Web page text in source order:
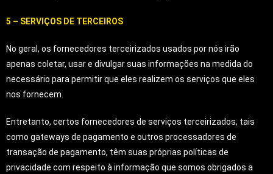
5 – SERVIÇOS DE TERCEIROS
No geral, os fornecedores terceirizados usados por nós irão
apenas coletar, usar e divulgar suas informações na medida do
necessário para permitir que eles realizem os serviços que eles
nos fornecem.
Entretanto, certos fornecedores de serviços terceirizados, tais
como gateways de pagamento e outros processadores de
transação de pagamento, têm suas próprias políticas de
privacidade com respeito à informação que somos obrigados a